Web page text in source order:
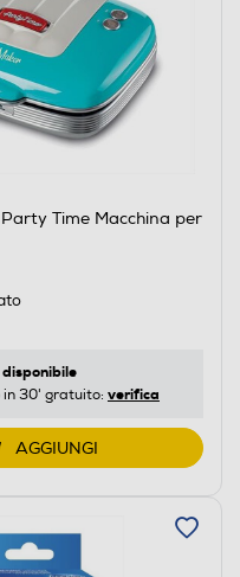
Time Macchina per
disponibile
in 30' gratuito: verifica
AGGIUNGI